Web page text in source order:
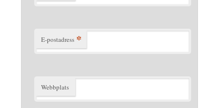
E-postadress *
Webbplats